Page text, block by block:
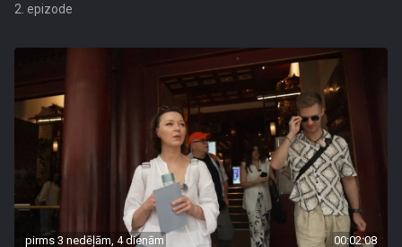
2. epizode
pirms 3 nedēļām, 4 dienām 00:02:08